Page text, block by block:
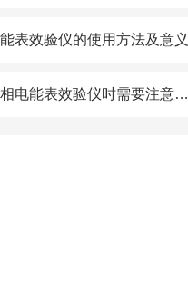
表效验仪的使用方法及意义
使用三相电能表效验仪时需要注意以下几点